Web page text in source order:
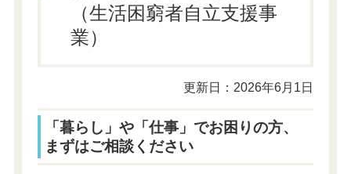
（生活困窮者自立支援事
業）
更新日：2026年6月1日
「暮らし」や「仕事」でお困りの方、
まずはご相談ください